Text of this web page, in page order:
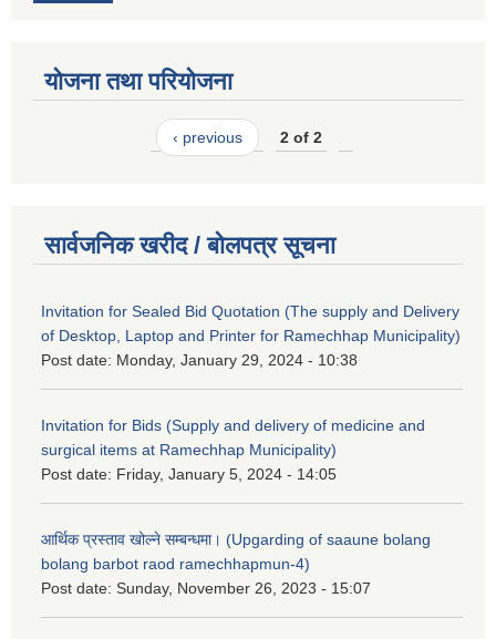
योजना तथा परियोजना
‹ previous 2 of 2
सार्वजनिक खरीद / बोलपत्र सूचना
Invitation for Sealed Bid Quotation (The supply and Delivery
of Desktop, Laptop and Printer for Ramechhap Municipality)
Post date: Monday, January 29, 2024 - 10:38
Invitation for Bids (Supply and delivery of medicine and
surgical items at Ramechhap Municipality)
Post date: Friday, January 5, 2024 - 14:05
आर्थिक प्रस्ताव खोल्ने सम्बन्धमा। (Upgarding of saaune bolang
bolang barbot raod ramechhapmun-4)
Post date: Sunday, November 26, 2023 - 15:07